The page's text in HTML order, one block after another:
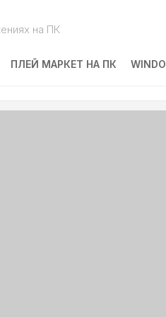
на ПК
ПЛЕЙ МАРКЕТ НА ПК